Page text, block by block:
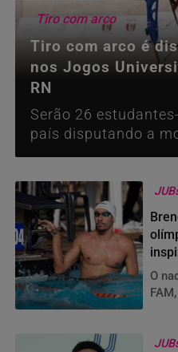
Tiro com arco
Tiro com arco é
nos Jogos
RN
Serão 26
país disputando a
O